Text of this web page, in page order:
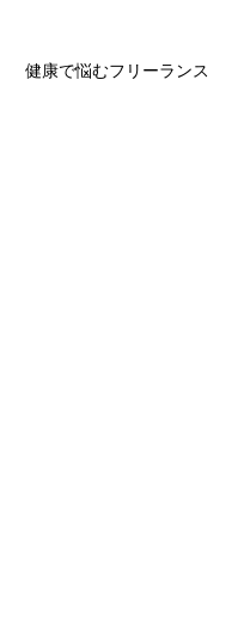
健康で悩むフリーランス